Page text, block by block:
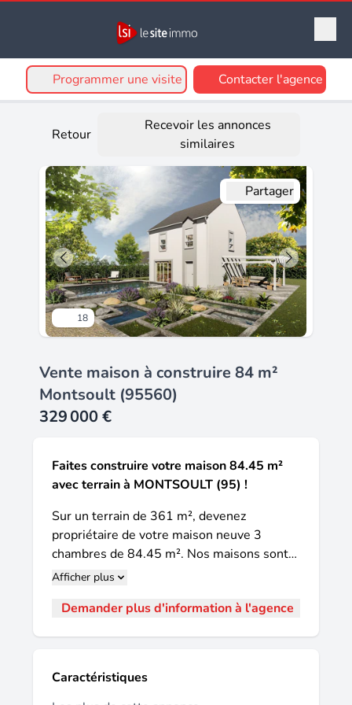
Programmer une visite Contacter l'agence
Retour
Recevoir les annonces
similaires
18
Partager
Vente maison à construire 84 m²
Montsoult (95560)
329 000 €
Faites construire votre maison 84.45 m²
avec terrain à MONTSOULT (95) !
Sur un terrain de 361 m², devenez
propriétaire de votre maison neuve 3
chambres de 84.45 m². Nos maisons sont
toutes sur-mesure et entièrement
chambres, mode de chauffage au choix, avec
Informations du terrain : TERRAIN A BATIR
EN LOT ARRIERE Maisons d'en France
Afficher plus
Demander plus d'information à l'agence
Caractéristiques